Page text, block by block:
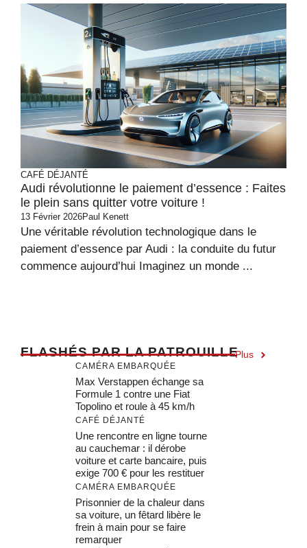
CAFÉ DÉJANTÉ
Audi révolutionne le paiement d’essence : Faites
le plein sans quitter votre voiture !
13 Février 2026Paul Kenett
Une véritable révolution technologique dans le
paiement d’essence par Audi : la conduite du futur
commence aujourd’hui Imaginez un monde ...
FLASHÉS PAR LA PATROUILLEPlus
CAMÉRA EMBARQUÉE
Max Verstappen échange sa
Formule 1 contre une Fiat
Topolino et roule à 45 km/h
CAFÉ DÉJANTÉ
Une rencontre en ligne tourne
au cauchemar : il dérobe
voiture et carte bancaire, puis
exige 700 € pour les restituer
CAMÉRA EMBARQUÉE
Prisonnier de la chaleur dans
sa voiture, un fêtard libère le
frein à main pour se faire
remarquer